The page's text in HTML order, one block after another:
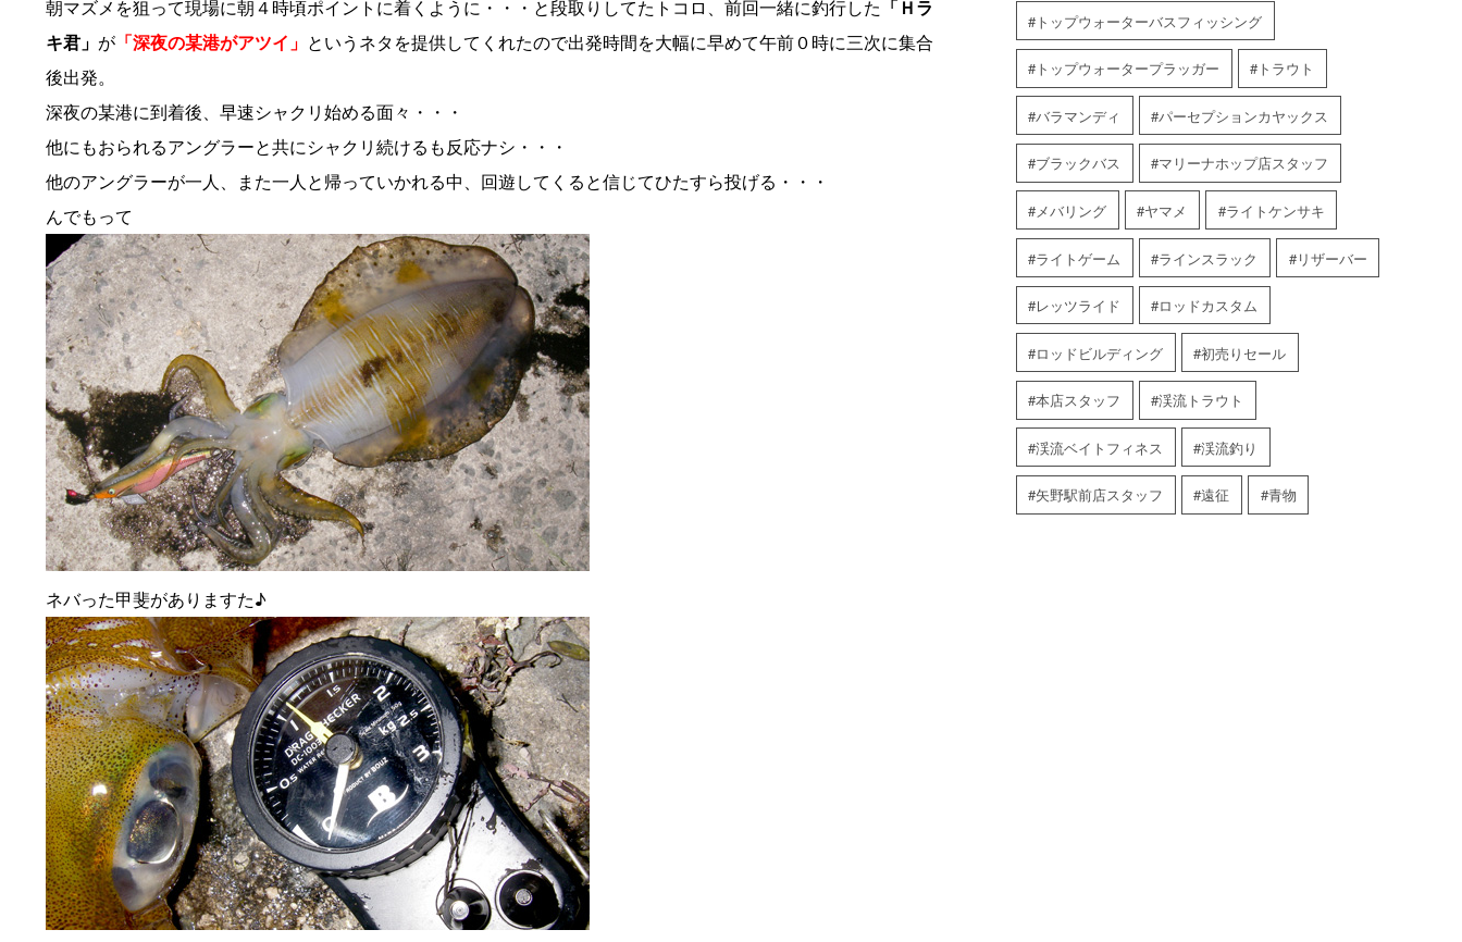
朝マズメを狙って現場に朝４時頃ポイントに着くように・・・と段取りしてたトコロ、前回一緒に釣行した 「Ｈラ
キ君」 が 「深夜の某港がアツイ」 というネタを提供してくれたので出発時間を大幅に早めて午前０時に三次に集合
後出発。
深夜の某港に到着後、早速シャクリ始める面々・・・
他にもおられるアングラーと共にシャクリ続けるも反応ナシ・・・
他のアングラーが一人、また一人と帰っていかれる中、回遊してくると信じてひたすら投げる・・・
んでもって
ネバった甲斐がありますた♪
トップウォーターバスフィッシング
トップウォータープラッガー トラウト
バラマンディ パーセプションカヤックス
ブラックバス マリーナホップ店スタッフ
メバリング ヤマメ ライトケンサキ
ライトゲーム ラインスラック リザーバー
レッツライド ロッドカスタム
ロッドビルディング 初売りセール
本店スタッフ 渓流トラウト
渓流ベイトフィネス 渓流釣り
矢野駅前店スタッフ 遠征 青物